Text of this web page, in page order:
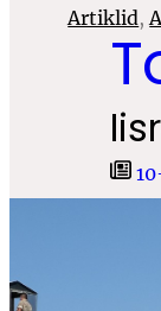
Artiklid,